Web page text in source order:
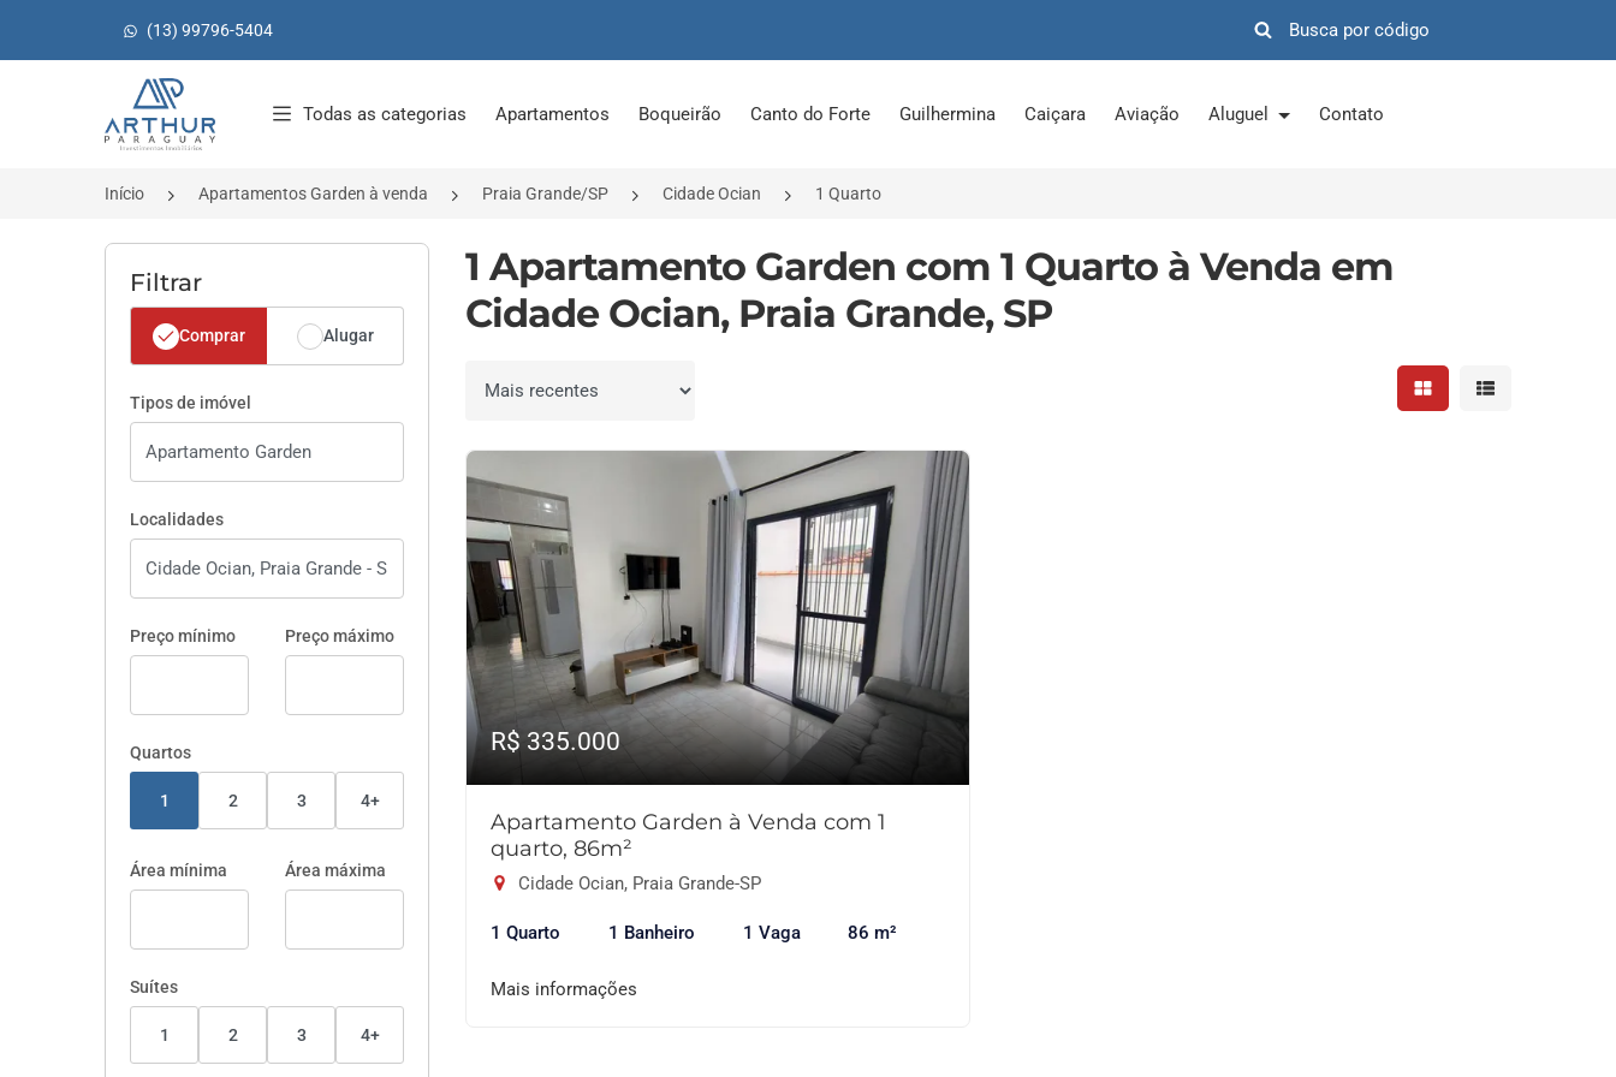
(13) 99796-5404
Página inicial
Todas as categorias Apartamentos Boqueirão Canto do Forte Guilhermina Caiçara Aviação Aluguel Contato
Início Apartamentos Garden à venda Praia Grande/SP Cidade Ocian 1 Quarto
Filtrar
Comprar Alugar
Tipos de imóvel
Localidades
Preço mínimo Preço máximo
Quartos
1 2 3 4+
Área mínima Área máxima
Suítes
1 2 3 4+
1 Apartamento Garden com 1 Quarto à Venda em
Cidade Ocian, Praia Grande, SP
Ordenar por Mostrar resultados em
Mostrar
R$ 335.000
Apartamento Garden à Venda com 1
quarto, 86m²
Cidade Ocian, Praia Grande-SP
1 Quarto 1 Banheiro 1 Vaga 86 m²
Mais informações